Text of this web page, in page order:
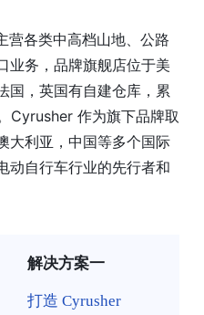
营各类中高档山地、公路
业务，品牌旗舰店位于美
国，英国有自建仓库，累
Cyrusher 作为旗下品牌取
大利亚，中国等多个国际
动自行车行业的先行者和
解决方案一
打造 Cyrusher